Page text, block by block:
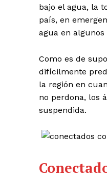
bajo el agua, la
país, en
agua en
Como es de
difícilmente
la región en
no perdona, los
suspendida.